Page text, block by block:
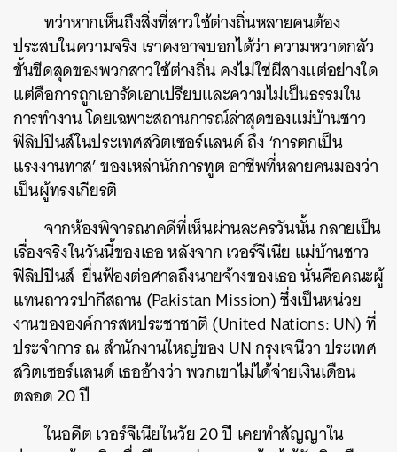
ทว่าหากเห็นถึงสิ่งที่สาวใช้ต่างถิ่นหลายคนต้อง
ประสบในความจริง เราคงอาจบอกได้ว่า ความหวาดกลัว
ขั้นขีดสุดของพวกสาวใช้ต่างถิ่น คงไม่ใช่ผีสางแต่อย่างใด
แต่คือการถูกเอารัดเอาเปรียบและความไม่เป็นธรรมใน
การทำงาน โดยเฉพาะสถานการณ์ล่าสุดของแม่บ้านชาว
ฟิลิปปินส์ในประเทศสวิตเซอร์แลนด์ ถึง ‘การตกเป็น
แรงงานทาส’ ของเหล่านักการทูต อาชีพที่หลายคนมองว่า
เป็นผู้ทรงเกียรติ
จากห้องพิจารณาคดีที่เห็นผ่านละครวันนั้น กลายเป็น
เรื่องจริงในวันนี้ของเธอ หลังจาก เวอร์จีเนีย แม่บ้านชาว
ฟิลิปปินส์ ยื่นฟ้องต่อศาลถึงนายจ้างของเธอ นั่นคือคณะผู้
แทนถาวรปากีสถาน (Pakistan Mission) ซึ่งเป็นหน่วย
งานขององค์การสหประชาชาติ (United Nations: UN) ที่
ประจำการ ณ สำนักงานใหญ่ของ UN กรุงเจนีวา ประเทศ
สวิตเซอร์แลนด์ เธออ้างว่า พวกเขาไม่ได้จ่ายเงินเดือน
ตลอด 20 ปี
ในอดีต เวอร์จีเนียในวัย 20 ปี เคยทำสัญญาใน